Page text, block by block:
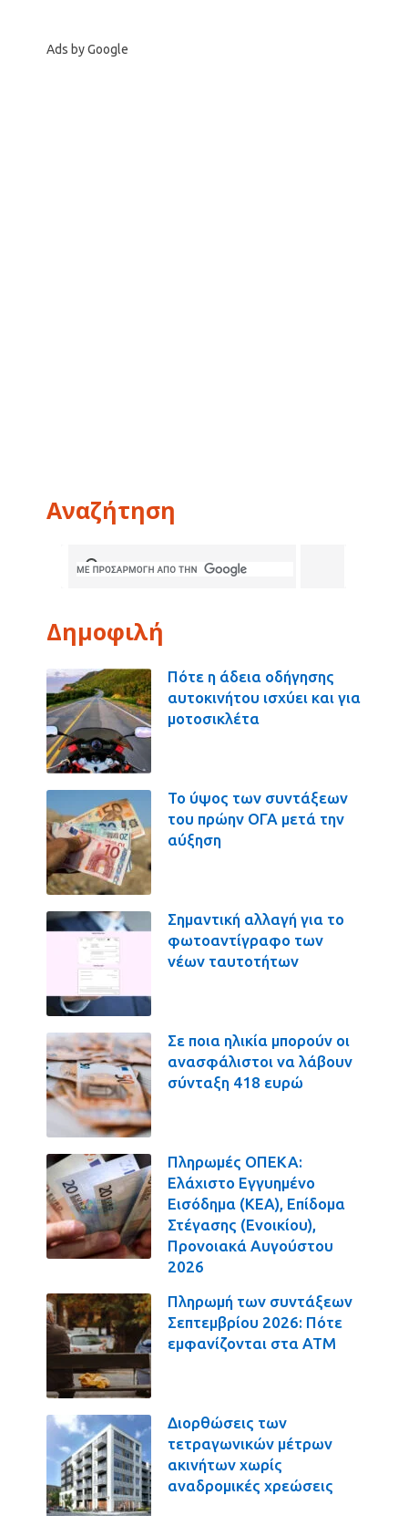
Ads by Google
Αναζήτηση
Δημοφιλή
Πότε η άδεια οδήγησης
αυτοκινήτου ισχύει και για
μοτοσικλέτα
Το ύψος των συντάξεων
του πρώην ΟΓΑ μετά την
αύξηση
Σημαντική αλλαγή για το
φωτοαντίγραφο των
νέων ταυτοτήτων
Σε ποια ηλικία μπορούν οι
ανασφάλιστοι να λάβουν
σύνταξη 418 ευρώ
Πληρωμές ΟΠΕΚΑ:
Ελάχιστο Εγγυημένο
Εισόδημα (ΚΕΑ), Επίδομα
Στέγασης (Ενοικίου),
Προνοιακά Αυγούστου
2026
Πληρωμή των συντάξεων
Σεπτεμβρίου 2026: Πότε
εμφανίζονται στα ΑΤΜ
Διορθώσεις των
τετραγωνικών μέτρων
ακινήτων χωρίς
αναδρομικές χρεώσεις